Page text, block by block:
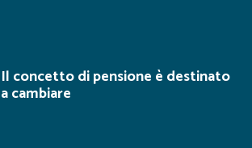
Il concetto di pensione è destinato
a cambiare